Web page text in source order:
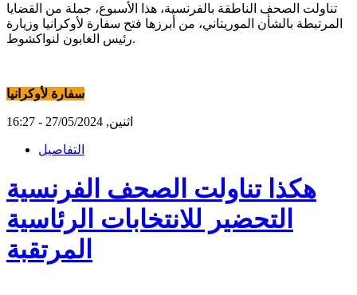
تناولت الصحف الناطقة بالفرنسية، هذا الأسبوع، جملة من القضايا
المرتبطة بالشأن الموريتاني، من أبرزها فتح سفارة لأوكرانيا وزيارة
رئيس الغابون لنواكشوط.
سفارة لأوكرانيا
اثنين, 27/05/2024 - 16:27
التفاصيل
هكذا تناولت الصحف الفرنسية
التحضير للانتخابات الرئاسية
المرتقبة